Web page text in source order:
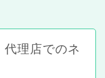
理店でのネ